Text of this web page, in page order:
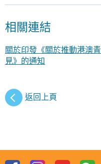
相關連結
關於印發《關於推動港澳
見》的通知
返回上頁